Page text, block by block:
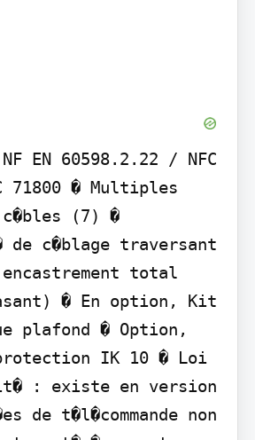
EN 60598.2.22 / NFC
71800 � Multiples
(7) �
c�blage traversant
total
� En option, Kit
plafond � Option,
IK 10 � Loi
: existe en version
de t�l�commande non